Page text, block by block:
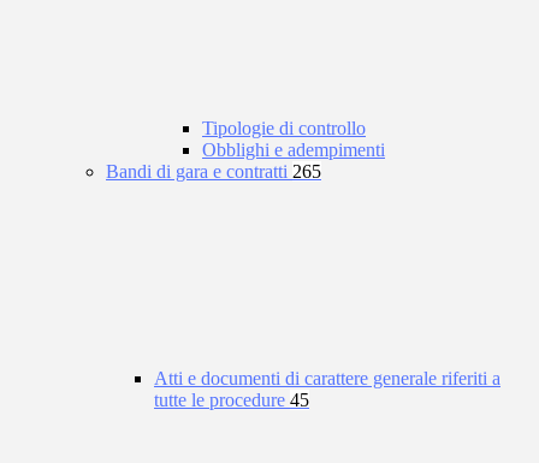
Tipologie di controllo
Obblighi e adempimenti
Bandi di gara e contratti 265
Atti e documenti di carattere generale riferiti a
tutte le procedure 45